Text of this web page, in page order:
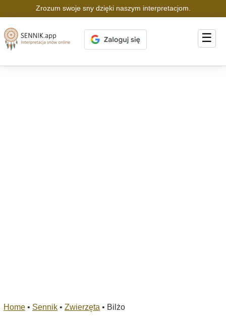
Zrozum swoje sny dzięki naszym interpretacjom.
☰
Home • Sennik • Zwierzęta • Bilżo